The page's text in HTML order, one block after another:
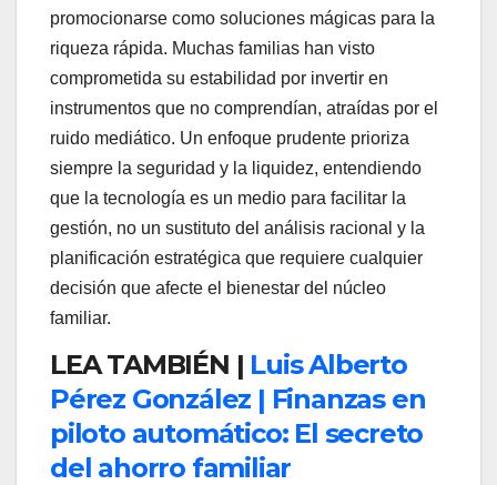
promocionarse como soluciones mágicas para la
riqueza rápida. Muchas familias han visto
comprometida su estabilidad por invertir en
instrumentos que no comprendían, atraídas por el
ruido mediático. Un enfoque prudente prioriza
siempre la seguridad y la liquidez, entendiendo
que la tecnología es un medio para facilitar la
gestión, no un sustituto del análisis racional y la
planificación estratégica que requiere cualquier
decisión que afecte el bienestar del núcleo
familiar.
LEA TAMBIÉN | Luis Alberto
Pérez González | Finanzas en
piloto automático: El secreto
del ahorro familiar